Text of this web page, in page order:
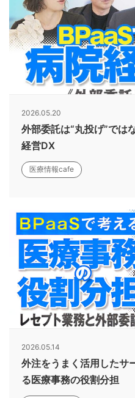
2026.05.20
外部委託は“丸投げ”では
経営DX
医療情報cafe
2026.05.14
外注をうまく活用したサ
る医療事務の役割分担